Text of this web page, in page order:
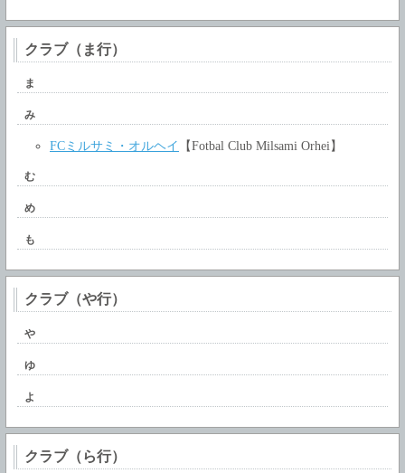
クラブ（ま行）
ま
み
FCミルサミ・オルヘイ 【Fotbal Club Milsami Orhei】
む
め
も
クラブ（や行）
や
ゆ
よ
クラブ（ら行）